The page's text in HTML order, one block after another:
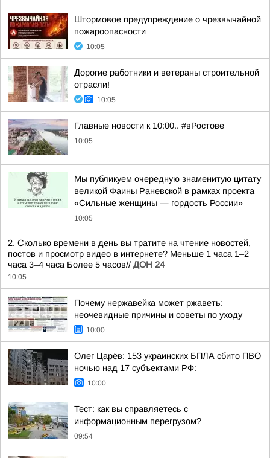
Штормовое предупреждение о чрезвычайной
пожароопасности
10:05
Дорогие работники и ветераны строительной
отрасли!
10:05
Главные новости к 10:00.. #вРостове
10:05
Мы публикуем очередную знаменитую цитату
великой Фаины Раневской в рамках проекта
«Сильные женщины — гордость России»
10:05
2. Сколько времени в день вы тратите на чтение новостей,
постов и просмотр видео в интернете? Меньше 1 часа 1–2
часа 3–4 часа Более 5 часов// ДОН 24
10:05
Почему нержавейка может ржаветь:
неочевидные причины и советы по уходу
10:00
Олег Царёв: 153 украинских БПЛА сбито ПВО
ночью над 17 субъектами РФ:
10:00
Тест: как вы справляетесь с
информационным перегрузом?
09:54